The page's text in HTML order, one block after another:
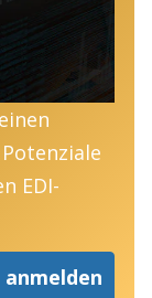
EDI-
anmelden